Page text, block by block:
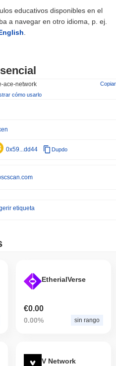
educativos disponibles en el
a navegar en otro idioma, p. ej.
ace-network
Copiar
cómo usarlo
0x59...dd44 Dupdo
etiqueta
EtherialVerse
€0.00
0.00% sin rango
V Network